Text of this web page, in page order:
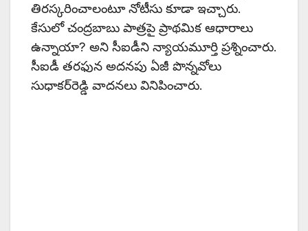
తిరస్కరించాలంటూ నోటీసు కూడా ఇచ్చారు.
కేసులో చంద్రబాబు పాత్రపై ప్రాథమిక ఆధారాలు
ఉన్నాయా? అని సీఐడీని న్యాయమూర్తి ప్రశ్నించారు.
సీఐడీ తరఫున అదనపు ఏజీ పొన్నవోలు
సుధాకర్‌రెడ్డి వాదనలు వినిపించారు.